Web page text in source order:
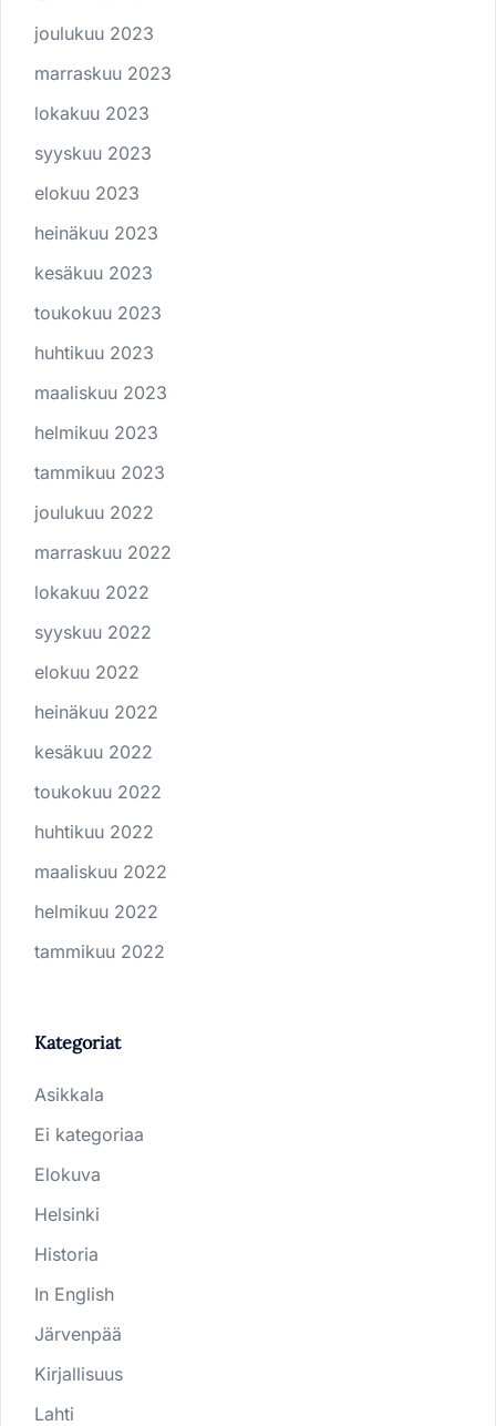
joulukuu 2023
marraskuu 2023
lokakuu 2023
syyskuu 2023
elokuu 2023
heinäkuu 2023
kesäkuu 2023
toukokuu 2023
huhtikuu 2023
maaliskuu 2023
helmikuu 2023
tammikuu 2023
joulukuu 2022
marraskuu 2022
lokakuu 2022
syyskuu 2022
elokuu 2022
heinäkuu 2022
kesäkuu 2022
toukokuu 2022
huhtikuu 2022
maaliskuu 2022
helmikuu 2022
tammikuu 2022
Kategoriat
Asikkala
Ei kategoriaa
Elokuva
Helsinki
Historia
In English
Järvenpää
Kirjallisuus
Lahti